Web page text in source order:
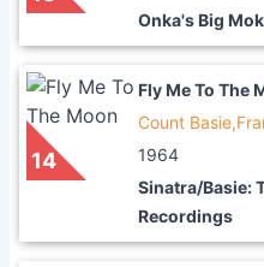
Onka's Big
14
Fly Me To The
Count
1964
Sinatra/Basie:
Recordings